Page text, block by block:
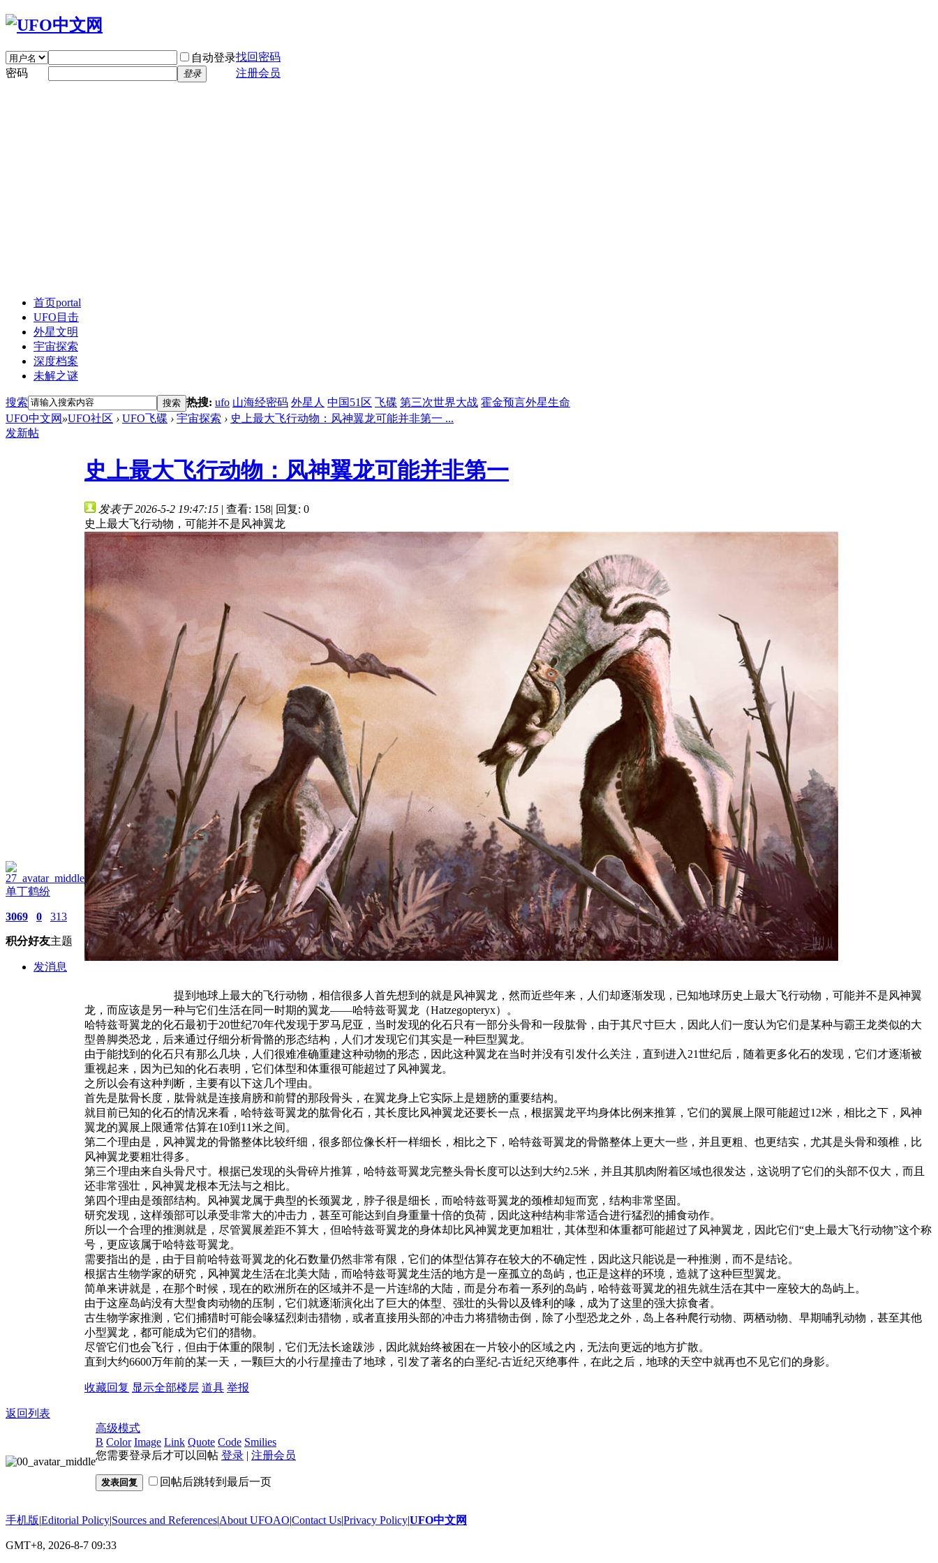
自动登录找回密码
密码
登录 注册会员
首页portal
UFO目击
外星文明
宇宙探索
深度档案
未解之谜
搜索 搜索 热搜: ufo 山海经密码 外星人 中国51区 飞碟 第三次世界大战 霍金预言外星生命
UFO中文网 »UFO社区 › UFO飞碟 › 宇宙探索 › 史上最大飞行动物：风神翼龙可能并非第一 ...
发新帖
单丁鹤纷
3069
积分
0
好友
313
主题
发消息
史上最大飞行动物：风神翼龙可能并非第一
发表于 2026-5-2 19:47:15 | 查看: 158| 回复: 0
史上最大飞行动物，可能并不是风神翼龙
提到地球上最大的飞行动物，相信很多人首先想到的就是风神翼龙，然而近些年来，人们却逐渐发现，已知地球历史上最大飞行动物，可能并不是风神翼
龙，而应该是另一种与它们生活在同一时期的翼龙——哈特兹哥翼龙（Hatzegopteryx）。
哈特兹哥翼龙的化石最初于20世纪70年代发现于罗马尼亚，当时发现的化石只有一部分头骨和一段肱骨，由于其尺寸巨大，因此人们一度认为它们是某种与霸王龙类似的大
型兽脚类恐龙，后来通过仔细分析骨骼的形态结构，人们才发现它们其实是一种巨型翼龙。
由于能找到的化石只有那么几块，人们很难准确重建这种动物的形态，因此这种翼龙在当时并没有引发什么关注，直到进入21世纪后，随着更多化石的发现，它们才逐渐被
重视起来，因为已知的化石表明，它们体型和体重很可能超过了风神翼龙。
之所以会有这种判断，主要有以下这几个理由。
首先是肱骨长度，肱骨就是连接肩膀和前臂的那段骨头，在翼龙身上它实际上是翅膀的重要结构。
就目前已知的化石的情况来看，哈特兹哥翼龙的肱骨化石，其长度比风神翼龙还要长一点，根据翼龙平均身体比例来推算，它们的翼展上限可能超过12米，相比之下，风神
翼龙的翼展上限通常估算在10到11米之间。
第二个理由是，风神翼龙的骨骼整体比较纤细，很多部位像长杆一样细长，相比之下，哈特兹哥翼龙的骨骼整体上更大一些，并且更粗、也更结实，尤其是头骨和颈椎，比
风神翼龙要粗壮得多。
第三个理由来自头骨尺寸。根据已发现的头骨碎片推算，哈特兹哥翼龙完整头骨长度可以达到大约2.5米，并且其肌肉附着区域也很发达，这说明了它们的头部不仅大，而且
还非常强壮，风神翼龙根本无法与之相比。
第四个理由是颈部结构。风神翼龙属于典型的长颈翼龙，脖子很是细长，而哈特兹哥翼龙的颈椎却短而宽，结构非常坚固。
研究发现，这样颈部可以承受非常大的冲击力，甚至可能达到自身重量十倍的负荷，因此这种结构非常适合进行猛烈的捕食动作。
所以一个合理的推测就是，尽管翼展差距不算大，但哈特兹哥翼龙的身体却比风神翼龙更加粗壮，其体型和体重都可能超过了风神翼龙，因此它们“史上最大飞行动物”这个称
号，更应该属于哈特兹哥翼龙。
需要指出的是，由于目前哈特兹哥翼龙的化石数量仍然非常有限，它们的体型估算存在较大的不确定性，因此这只能说是一种推测，而不是结论。
根据古生物学家的研究，风神翼龙生活在北美大陆，而哈特兹哥翼龙生活的地方是一座孤立的岛屿，也正是这样的环境，造就了这种巨型翼龙。
简单来讲就是，在那个时候，现在的欧洲所在的区域并不是一片连绵的大陆，而是分布着一系列的岛屿，哈特兹哥翼龙的祖先就生活在其中一座较大的岛屿上。
由于这座岛屿没有大型食肉动物的压制，它们就逐渐演化出了巨大的体型、强壮的头骨以及锋利的喙，成为了这里的强大掠食者。
古生物学家推测，它们捕猎时可能会喙猛烈刺击猎物，或者直接用头部的冲击力将猎物击倒，除了小型恐龙之外，岛上各种爬行动物、两栖动物、早期哺乳动物，甚至其他
小型翼龙，都可能成为它们的猎物。
尽管它们也会飞行，但由于体重的限制，它们无法长途跋涉，因此就始终被困在一片较小的区域之内，无法向更远的地方扩散。
直到大约6600万年前的某一天，一颗巨大的小行星撞击了地球，引发了著名的白垩纪-古近纪灭绝事件，在此之后，地球的天空中就再也不见它们的身影。
收藏回复 显示全部楼层 道具 举报
返回列表
高级模式
B Color Image Link Quote Code Smilies
您需要登录后才可以回帖 登录 | 注册会员
发表回复 回帖后跳转到最后一页
手机版|Editorial Policy|Sources and References|About UFOAO|Contact Us|Privacy Policy|UFO中文网
GMT+8, 2026-8-7 09:33